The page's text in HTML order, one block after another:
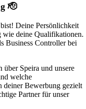
🫡
Deine Persönlichkeit
wie deine Qualifikationen.
Business Controller bei
über Speira und unsere
welche
deiner Bewerbung gezielt
Partner für unser